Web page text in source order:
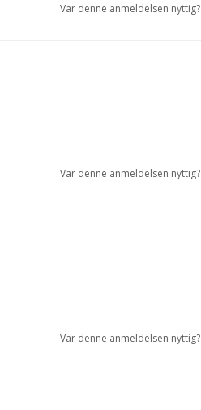
Var denne anmeldelsen nyttig?
Var denne anmeldelsen nyttig?
Var denne anmeldelsen nyttig?